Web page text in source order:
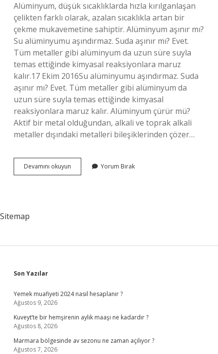
Alüminyum, düşük sıcaklıklarda hızla kırılganlaşan
çelikten farklı olarak, azalan sıcaklıkla artan bir
çekme mukavemetine sahiptir. Alüminyum aşınır mı?
Su alüminyumu aşındırmaz. Suda aşınır mı? Evet.
Tüm metaller gibi alüminyum da uzun süre suyla
temas ettiğinde kimyasal reaksiyonlara maruz
kalır.17 Ekim 2016Su alüminyumu aşındırmaz. Suda
aşınır mı? Evet. Tüm metaller gibi alüminyum da
uzun süre suyla temas ettiğinde kimyasal
reaksiyonlara maruz kalır. Alüminyum çürür mü?
Aktif bir metal olduğundan, alkali ve toprak alkali
metaller dışındaki metalleri bileşiklerinden çözer…
Devamını okuyun Alüminyum
Genleşir
Yorum Bırak
Sitemap
Sidebar
Son Yazılar
Yemek muafiyeti 2024 nasıl hesaplanır ?
Ağustos 9, 2026
Kuveyt’te bir hemşirenin aylık maaşı ne kadardır ?
Ağustos 8, 2026
Marmara bölgesinde av sezonu ne zaman açılıyor ?
Ağustos 7, 2026